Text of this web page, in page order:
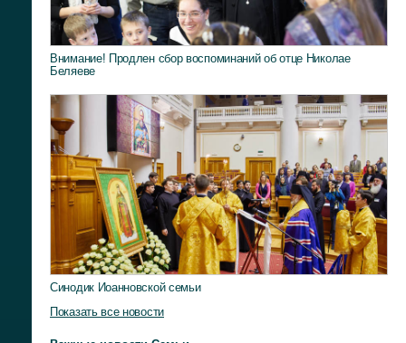
Внимание! Продлен сбор воспоминаний об отце Николае
Беляеве
Синодик Иоанновской семьи
Показать все новости